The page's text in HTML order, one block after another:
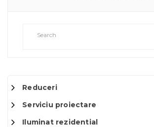
Reduceri
Serviciu proiectare
Iluminat rezidential